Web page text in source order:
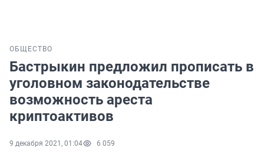
ОБЩЕСТВО
Бастрыкин предложил прописать в
уголовном законодательстве
возможность ареста
криптоактивов
9 декабря 2021, 01:04 6 059